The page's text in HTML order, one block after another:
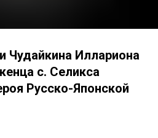
Чудайкина Иллариона
с. Селикса
Русско-Японской